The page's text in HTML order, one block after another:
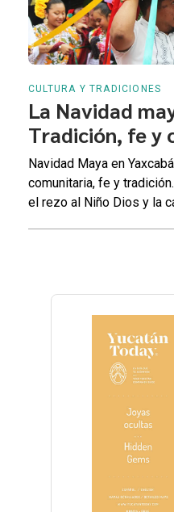
CULTURA Y TRADICIONES
La Navidad
Tradición, fe y
Navidad Maya en
comunitaria, fe y
el rezo al Niño Dios y la